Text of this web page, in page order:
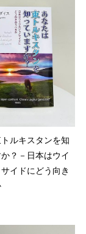
ルキスタンを知
？－日本はウイ
イドにどう向き